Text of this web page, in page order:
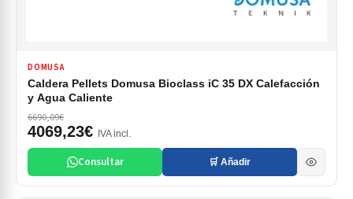
DOMUSA
Caldera Pellets Domusa Bioclass iC 35 DX Calefacción
y Agua Caliente
6690,09€
4069,23€ IVA incl.
Consultar 🛒 Añadir